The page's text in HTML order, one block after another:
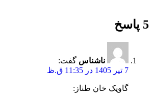
5 پاسخ
ناشناس گفت:
7 تیر 1405 در 11:35 ق.ظ
گاویک خان طناز: